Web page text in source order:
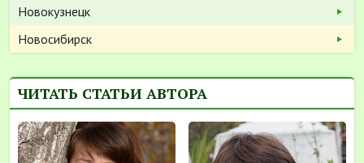
Новокузнецк
Новосибирск
ЧИТАТЬ СТАТЬИ АВТОРА